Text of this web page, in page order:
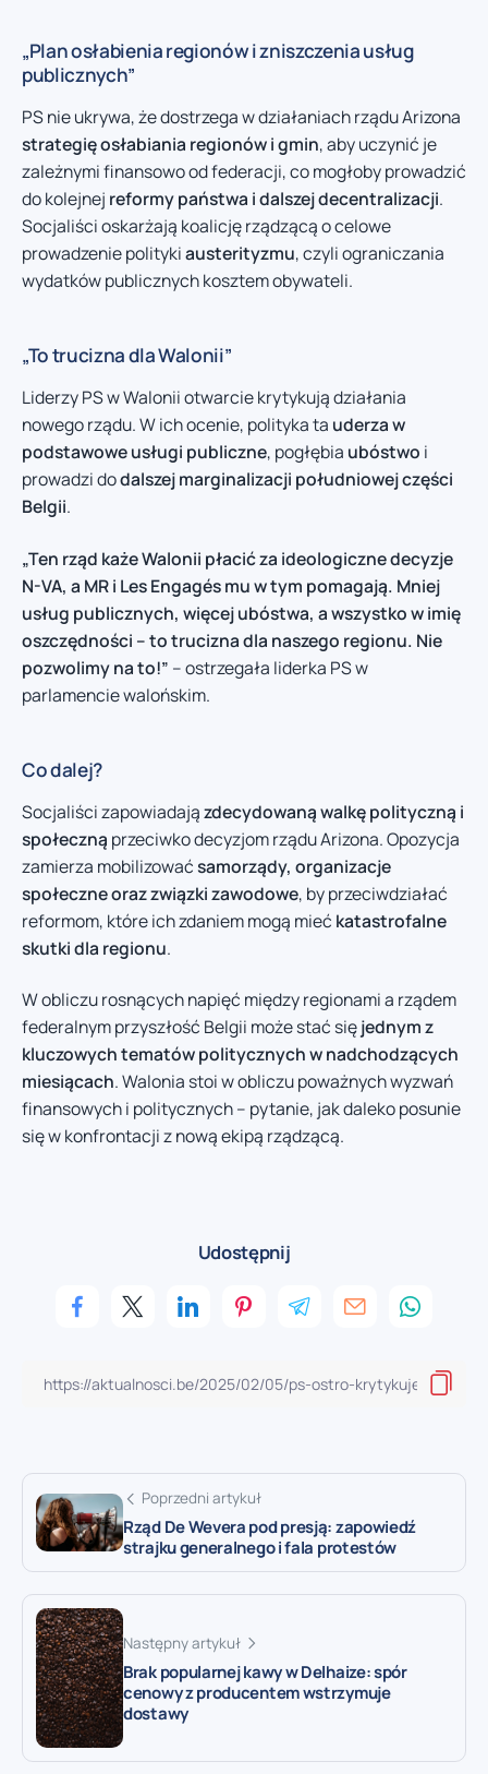
„Plan osłabienia regionów i zniszczenia usług
publicznych”
PS nie ukrywa, że dostrzega w działaniach rządu Arizona
strategię osłabiania regionów i gmin, aby uczynić je
zależnymi finansowo od federacji, co mogłoby prowadzić
do kolejnej reformy państwa i dalszej decentralizacji.
Socjaliści oskarżają koalicję rządzącą o celowe
prowadzenie politykiausterityzmu, czyli ograniczania
wydatków publicznych kosztem obywateli.
„To trucizna dla Walonii”
Liderzy PS w Walonii otwarcie krytykują działania
nowego rządu. W ich ocenie, polityka ta uderza w
podstawowe usługi publiczne, pogłębia ubóstwo i
prowadzi dodalszej marginalizacji południowej części
Belgii.
„Ten rząd każe Walonii płacić za ideologiczne decyzje
N-VA, a MR i Les Engagés mu w tym pomagają. Mniej
usług publicznych, więcej ubóstwa, a wszystko w imię
oszczędności – to trucizna dla naszego regionu. Nie
pozwolimy na to!” – ostrzegała liderka PS w
parlamencie walońskim.
Co dalej?
Socjaliści zapowiadajązdecydowaną walkę polityczną i
społeczną przeciwko decyzjom rządu Arizona. Opozycja
zamierza mobilizowaćsamorządy, organizacje
społeczne oraz związki zawodowe, by przeciwdziałać
reformom, które ich zdaniem mogą mieć katastrofalne
skutki dla regionu.
W obliczu rosnących napięć między regionami a rządem
federalnym przyszłość Belgii może stać sięjednym z
kluczowych tematów politycznych w nadchodzących
miesiącach. Walonia stoi w obliczu poważnych wyzwań
finansowych i politycznych – pytanie, jak daleko posunie
się w konfrontacji z nową ekipą rządzącą.
Udostępnij
Poprzedni artykuł
Rząd De Wevera pod presją: zapowiedź
strajku generalnego i fala protestów
Następny artykuł
Brak popularnej kawy w Delhaize: spór
cenowy z producentem wstrzymuje
dostawy